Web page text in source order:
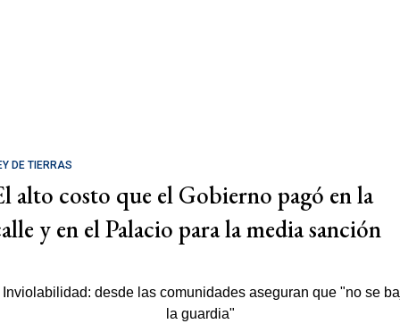
DE TIERRAS
alto costo que el Gobierno pagó en la
y en el Palacio para la media sanción